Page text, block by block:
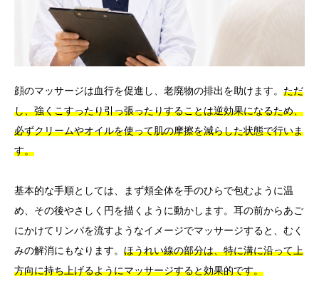
顔のマッサージは血行を促進し、老廃物の排出を助けます。 ただ
し、強くこすったり引っ張ったりすることは逆効果になるため、
必ずクリームやオイルを使って肌の摩擦を減らした状態で行いま
す。
基本的な手順としては、まず頬全体を手のひらで包むように温
め、その後やさしく円を描くように動かします。耳の前からあご
にかけてリンパを流すようなイメージでマッサージすると、むく
みの解消にもなります。 ほうれい線の部分は、特に溝に沿って上
方向に持ち上げるようにマッサージすると効果的です。